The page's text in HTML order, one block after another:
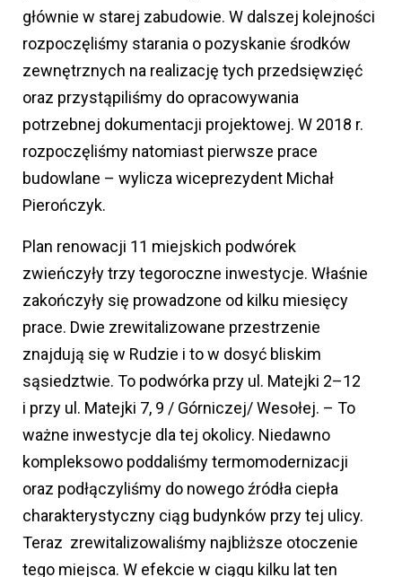
głównie w starej zabudowie. W dalszej kolejności
rozpoczęliśmy starania o pozyskanie środków
zewnętrznych na realizację tych przedsięwzięć
oraz przystąpiliśmy do opracowywania
potrzebnej dokumentacji projektowej. W 2018 r.
rozpoczęliśmy natomiast pierwsze prace
budowlane – wylicza wiceprezydent Michał
Pierończyk.
Plan renowacji 11 miejskich podwórek
zwieńczyły trzy tegoroczne inwestycje. Właśnie
zakończyły się prowadzone od kilku miesięcy
prace. Dwie zrewitalizowane przestrzenie
znajdują się w Rudzie i to w dosyć bliskim
sąsiedztwie. To podwórka przy ul. Matejki 2–12
i przy ul. Matejki 7, 9 / Górniczej/ Wesołej. – To
ważne inwestycje dla tej okolicy. Niedawno
kompleksowo poddaliśmy termomodernizacji
oraz podłączyliśmy do nowego źródła ciepła
charakterystyczny ciąg budynków przy tej ulicy.
Teraz zrewitalizowaliśmy najbliższe otoczenie
tego miejsca. W efekcie w ciągu kilku lat ten